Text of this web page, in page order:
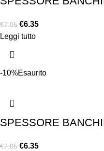
€7.05 €6.35
Leggi tutto
-10%Esaurito
SPESSORE
€7.05 €6.35